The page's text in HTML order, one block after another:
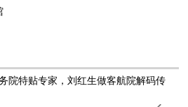
院特贴专家，刘红生做客航院解码传